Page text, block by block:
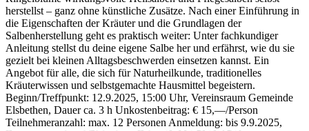
herstellst – ganz ohne künstliche Zusätze. Nach einer Einführung in
die Eigenschaften der Kräuter und die Grundlagen der
Salbenherstellung geht es praktisch weiter: Unter fachkundiger
Anleitung stellst du deine eigene Salbe her und erfährst, wie du sie
gezielt bei kleinen Alltagsbeschwerden einsetzen kannst. Ein
Angebot für alle, die sich für Naturheilkunde, traditionelles
Kräuterwissen und selbstgemachte Hausmittel begeistern.
Beginn/Treffpunkt: 12.9.2025, 15:00 Uhr, Vereinsraum Gemeinde
Elsbethen, Dauer ca. 3 h Unkostenbeitrag: € 15,—/Person
Teilnehmeranzahl: max. 12 Personen Anmeldung: bis 9.9.2025,